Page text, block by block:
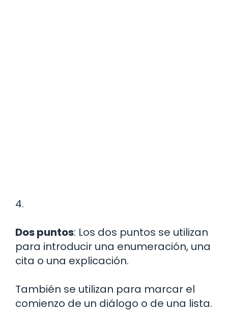
4.
Dos puntos: Los dos puntos se utilizan
para introducir una enumeración, una
cita o una explicación.
También se utilizan para marcar el
comienzo de un diálogo o de una lista.